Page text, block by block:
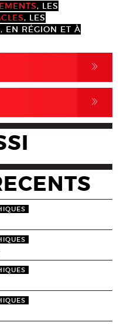
, LES
, LES
EN RÉGION ET À
,
,